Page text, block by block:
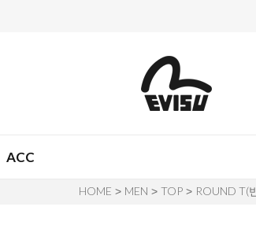
ACC
HOME > MEN > TOP > ROUND T(